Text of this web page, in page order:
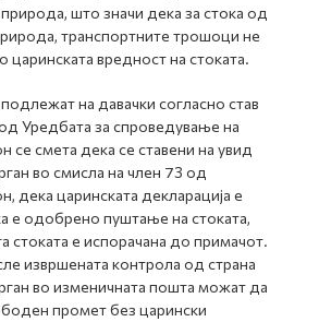
што значи дека за стока од
транспортните трошоци не
царинската вредност на стоката.
на давачки согласно став
Уредбата за спроведување на
се смета дека се ставени на увид
во смисла на член 73 од
дека царинската декларација е
е одобрено пуштање на стоката,
стоката е испорачана до примачот.
извршената контрола од страна
во изменичната пошта можат да
промет без царински